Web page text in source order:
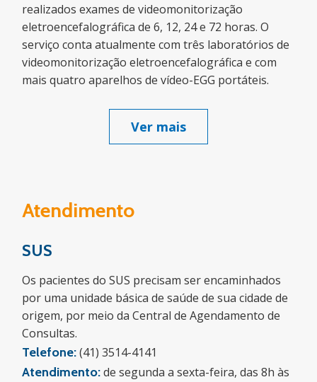
realizados exames de videomonitorização
eletroencefalográfica de 6, 12, 24 e 72 horas. O
serviço conta atualmente com três laboratórios de
videomonitorização eletroencefalográfica e com
mais quatro aparelhos de vídeo-EGG portáteis.
Ver mais
Atendimento
SUS
Os pacientes do SUS precisam ser encaminhados
por uma unidade básica de saúde de sua cidade de
origem, por meio da Central de Agendamento de
Consultas.
Telefone:(41) 3514-4141
Atendimento:de segunda a sexta-feira, das 8h às